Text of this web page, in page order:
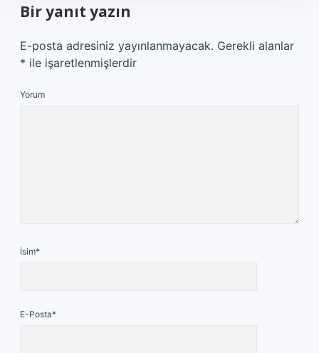
Bir yanıt yazın
E-posta adresiniz yayınlanmayacak. Gerekli alanlar
* ile işaretlenmişlerdir
Yorum
İsim*
E-Posta*